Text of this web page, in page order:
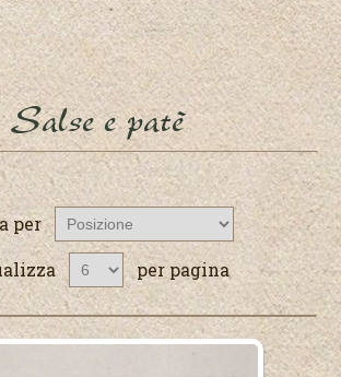
Salse e patè
per
per pagina